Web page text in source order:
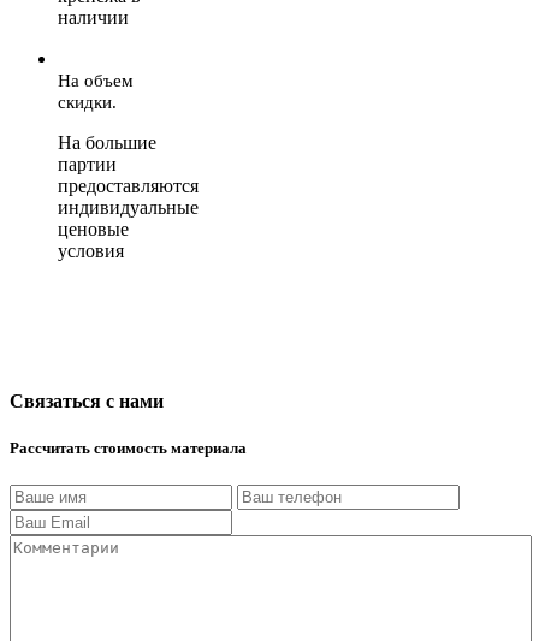
наличии
На объем
скидки.
На большие
партии
предоставляются
индивидуальные
ценовые
условия
Связаться с нами
Рассчитать стоимость материала